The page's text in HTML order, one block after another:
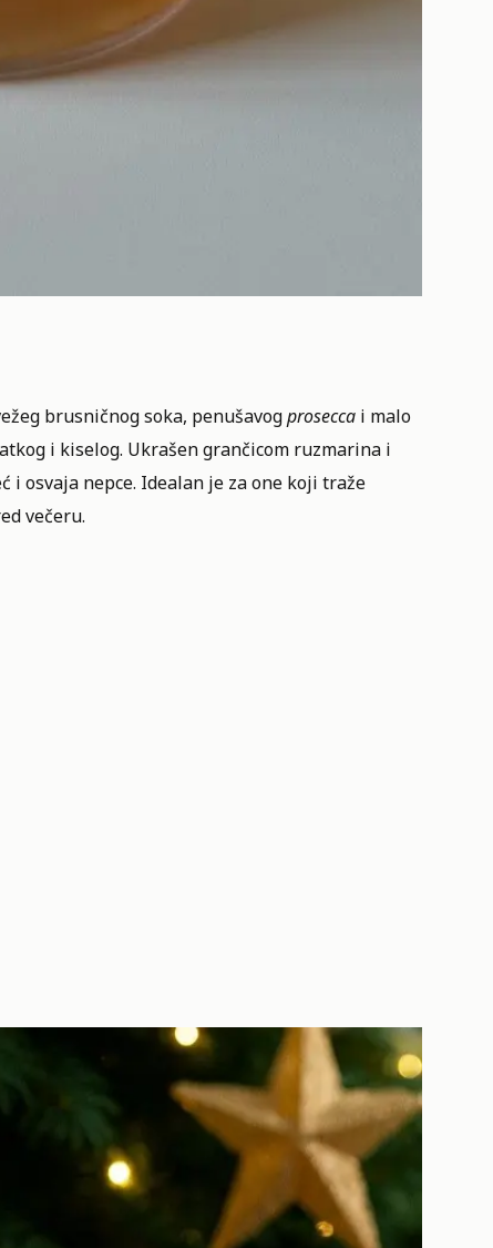
brusničnog soka, penušavogprosecca i malo
i kiselog. Ukrašen grančicom ruzmarina i
i osvaja nepce. Idealan je za one koji traže
večeru.